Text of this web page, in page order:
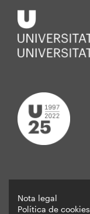
Nota legal
Política de cookies